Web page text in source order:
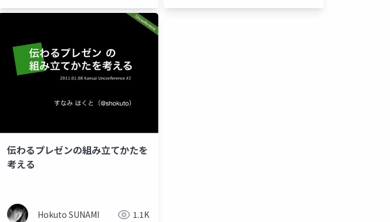
oscnagoya 北海道 名古屋
伝わるプレゼンの組み立てかたを
考える
Hokuto SUNAMI 1.1K